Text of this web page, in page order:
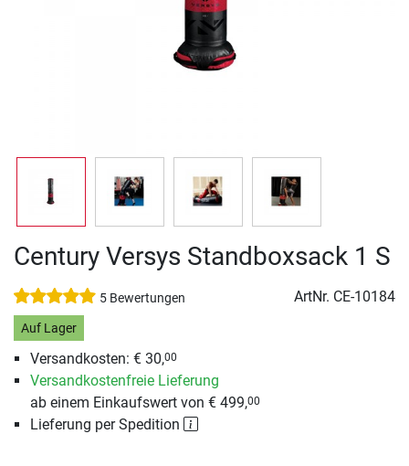
Century Versys Standboxsack 1 S
5 Bewertungen ArtNr. CE-10184
Auf Lager
Versandkosten: € 30,00
Versandkostenfreie Lieferung
ab einem Einkaufswert von € 499,00
Lieferung per Spedition